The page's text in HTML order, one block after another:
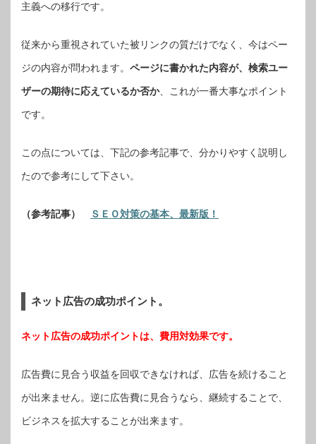
主義への移行です。
従来から重視されていた被リンクの質だけでなく、今はペー
ジの内容が問われます。 ページに書かれた内容が、検索ユー
ザーの期待に応えているか否か、これが一番大事なポイント
です。
この点については、下記の参考記事で、分かりやすく説明し
たので参考にして下さい。
（参考記事） ＳＥＯ対策の基本、最新版！
ネット広告の成功ポイント。
ネット広告の成功ポイントは、費用対効果です。
広告費に見合う収益を回収できなければ、広告を続けること
が出来ません。逆に広告費に見合うなら、継続することで、
ビジネスを拡大することが出来ます。